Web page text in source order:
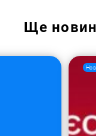
Пошук за запитом:
Ще